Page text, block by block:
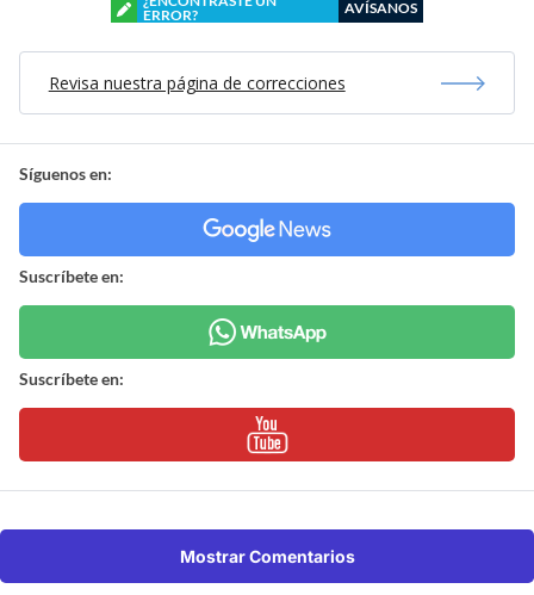
ERROR?
AVÍSANOS
Revisa nuestra página de correcciones
Síguenos en:
Suscríbete en:
Suscríbete en:
Mostrar Comentarios